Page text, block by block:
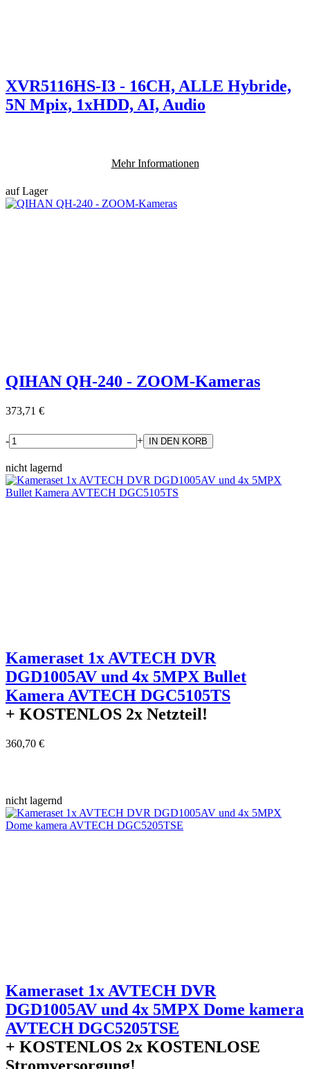
XVR5116HS-I3 - 16CH, ALLE Hybride,
5N Mpix, 1xHDD, AI, Audio
Mehr Informationen
auf Lager
QIHAN QH-240 - ZOOM-Kameras
373,71 €
- +
nicht lagernd
Kameraset 1x AVTECH DVR
DGD1005AV und 4x 5MPX Bullet
Kamera AVTECH DGC5105TS
+ KOSTENLOS 2x Netzteil!
360,70 €
nicht lagernd
Kameraset 1x AVTECH DVR
DGD1005AV und 4x 5MPX Dome kamera
AVTECH DGC5205TSE
+ KOSTENLOS 2x KOSTENLOSE
Stromversorgung!